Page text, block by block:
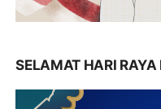
SELAMAT HARI